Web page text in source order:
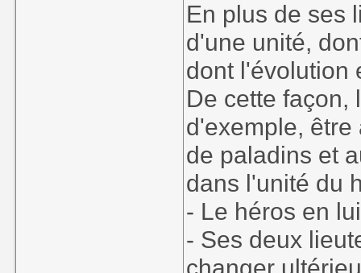
En plus de ses
d'une unité,
dont l'évolution
De cette façon,
d'exemple,
de paladins et
dans l'unité du
- Le héros en
- Ses deux
changer